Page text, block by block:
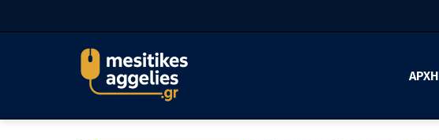
ΑΡΧΗ